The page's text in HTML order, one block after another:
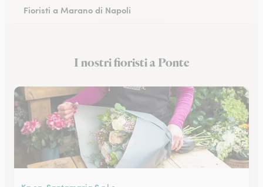
Fioristi a Marano di Napoli
Fioristi a Castellammare di Stabia
I nostri fioristi a Ponte